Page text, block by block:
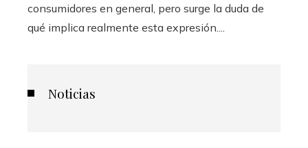
consumidores en general, pero surge la duda de
qué implica realmente esta expresión....
Noticias